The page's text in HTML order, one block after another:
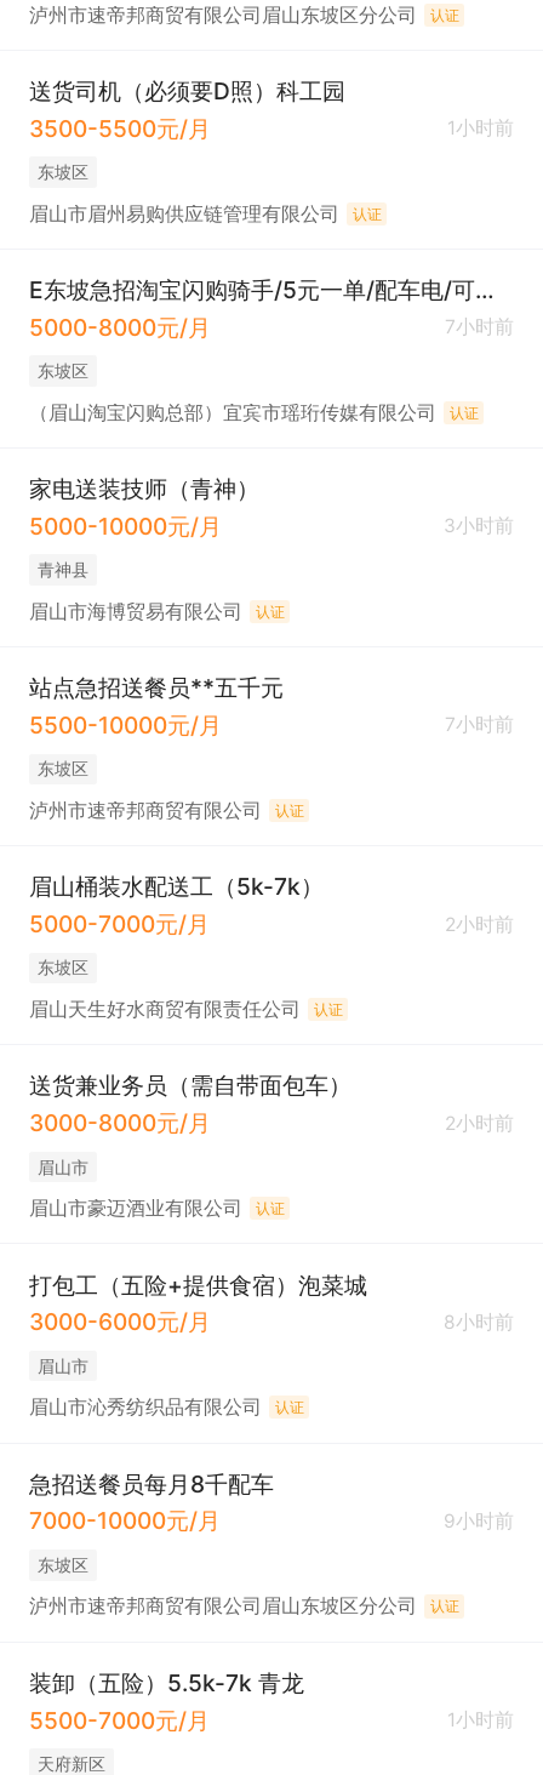
泸州市速帝邦商贸有限公司眉山东坡区分公司 认证
送货司机（必须要D照）科工园
3500-5500元/月
1小时前
东坡区
眉山市眉州易购供应链管理有限公司 认证
E东坡急招淘宝闪购骑手/5元一单/配车电/可预支
5000-8000元/月
7小时前
东坡区
（眉山淘宝闪购总部）宜宾市瑶珩传媒有限公司 认证
家电送装技师（青神）
5000-10000元/月
3小时前
青神县
眉山市海博贸易有限公司 认证
站点急招送餐员**五千元
5500-10000元/月
7小时前
东坡区
泸州市速帝邦商贸有限公司 认证
眉山桶装水配送工（5k-7k）
5000-7000元/月
2小时前
东坡区
眉山天生好水商贸有限责任公司 认证
送货兼业务员（需自带面包车）
3000-8000元/月
2小时前
眉山市
眉山市豪迈酒业有限公司 认证
打包工（五险+提供食宿）泡菜城
3000-6000元/月
8小时前
眉山市
眉山市沁秀纺织品有限公司 认证
急招送餐员每月8千配车
7000-10000元/月
9小时前
东坡区
泸州市速帝邦商贸有限公司眉山东坡区分公司 认证
装卸（五险）5.5k-7k 青龙
5500-7000元/月
1小时前
天府新区